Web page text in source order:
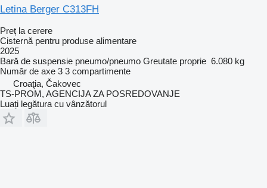
Letina Berger C313FH
Preț la cerere
Cisternă pentru produse alimentare
2025
Bară de suspensie pneumo/pneumo Greutate proprie 6.080 kg
Număr de axe 3 3 compartimente
Croaţia, Čakovec
TS-PROM, AGENCIJA ZA POSREDOVANJE
Luați legătura cu vânzătorul